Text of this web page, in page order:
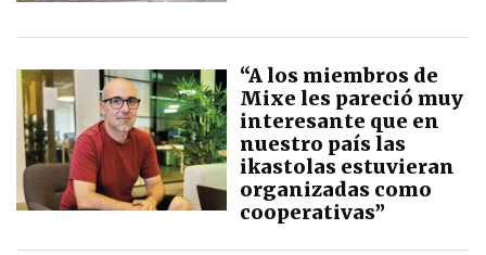
“A los miembros de
Mixe les pareció muy
interesante que en
nuestro país las
ikastolas estuvieran
organizadas como
cooperativas”